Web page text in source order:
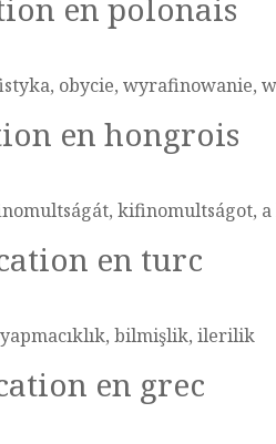
en polonais
obycie, wyrafinowanie,
en hongrois
kifinomultságot,
en turc
bilmişlik, ilerilik
en grec